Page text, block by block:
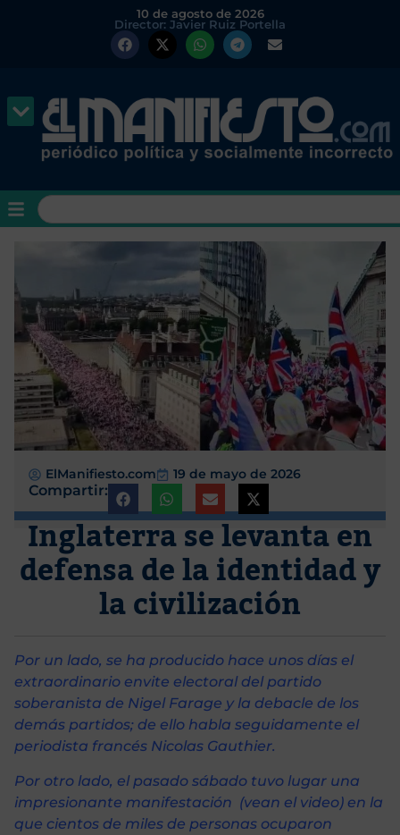
10 de agosto de 2026
Director: Javier Ruiz Portella
ElManifiesto.com 19 de mayo de 2026
Compartir:
Inglaterra se levanta en
defensa de la identidad y
la civilización
Por un lado, se ha producido hace unos días el
extraordinario envite electoral del partido
soberanista de Nigel Farage y la debacle de los
demás partidos; de ello habla seguidamente el
periodista francés Nicolas Gauthier.
Por otro lado, el pasado sábado tuvo lugar una
impresionante manifestación (vean el video) en la
que cientos de miles de personas ocuparon